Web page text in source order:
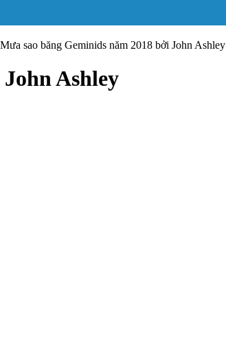
Mưa sao băng Geminids năm 2018 bởi John Ashley
Ashley